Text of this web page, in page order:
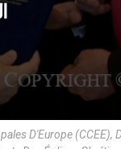
D'Europe (CCEE),